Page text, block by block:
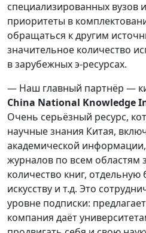
специализированных вузов
приоритеты в
обращаться к другим
значительное количество
в зарубежных э-ресурсах.
— Наш главный партнёр —
China National Knowledge
Очень серьёзный ресурс,
научные знания Китая,
академической
журналов по всем областям
количество книг, отдельную
искусству и т.д. Это
уровне подписки:
компания даёт